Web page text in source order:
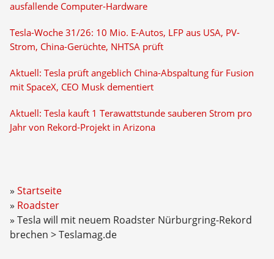
ausfallende Computer-Hardware
Tesla-Woche 31/26: 10 Mio. E-Autos, LFP aus USA, PV-
Strom, China-Gerüchte, NHTSA prüft
Aktuell: Tesla prüft angeblich China-Abspaltung für Fusion
mit SpaceX, CEO Musk dementiert
Aktuell: Tesla kauft 1 Terawattstunde sauberen Strom pro
Jahr von Rekord-Projekt in Arizona
Startseite
Roadster
Tesla will mit neuem Roadster Nürburgring-Rekord
brechen > Teslamag.de